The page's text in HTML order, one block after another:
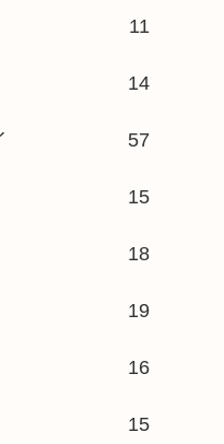
11
14
57
15
18
19
16
15